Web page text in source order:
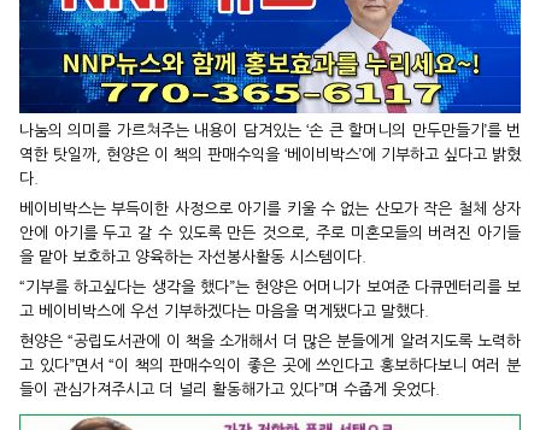
나눔의 의미를 가르쳐주는 내용이 담겨있는 ‘손 큰 할머니의 만두만들기’를 번
역한 탓일까, 현양은 이 책의 판매수익을 ‘베이비박스’에 기부하고 싶다고 밝혔
다.
베이비박스는 부득이한 사정으로 아기를 키울 수 없는 산모가 작은 철체 상자
안에 아기를 두고 갈 수 있도록 만든 것으로, 주로 미혼모들의 버려진 아기들
을 맡아 보호하고 양육하는 자선봉사활동 시스템이다.
“기부를 하고싶다는 생각을 했다”는 현양은 어머니가 보여준 다큐멘터리를 보
고 베이비박스에 우선 기부하겠다는 마음을 먹게됐다고 말했다.
현양은 “공립도서관에 이 책을 소개해서 더 많은 분들에게 알려지도록 노력하
고 있다”면서 “이 책의 판매수익이 좋은 곳에 쓰인다고 홍보하다보니 여러 분
들이 관심가져주시고 더 널리 활동해가고 있다”며 수줍게 웃었다.